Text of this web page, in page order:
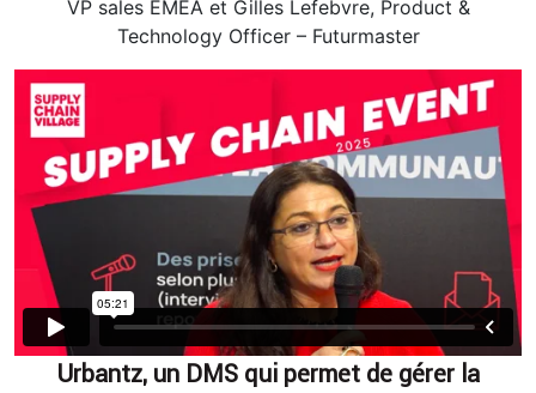
VP sales EMEA et Gilles Lefebvre, Product &
Technology Officer – Futurmaster
Urbantz, un DMS qui permet de gérer la